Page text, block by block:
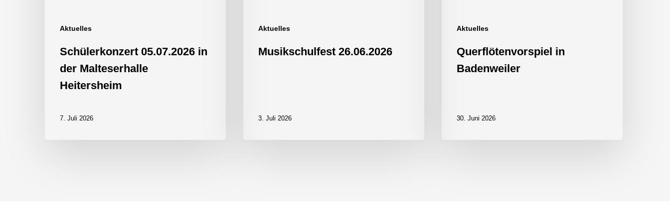
Aktuelles
Schülerkonzert 05.07.2026 in
der Malteserhalle
Heitersheim
7. Juli 2026
Aktuelles
Musikschulfest 26.06.2026
3. Juli 2026
Aktuelles
Querflötenvorspiel in
Badenweiler
30. Juni 2026